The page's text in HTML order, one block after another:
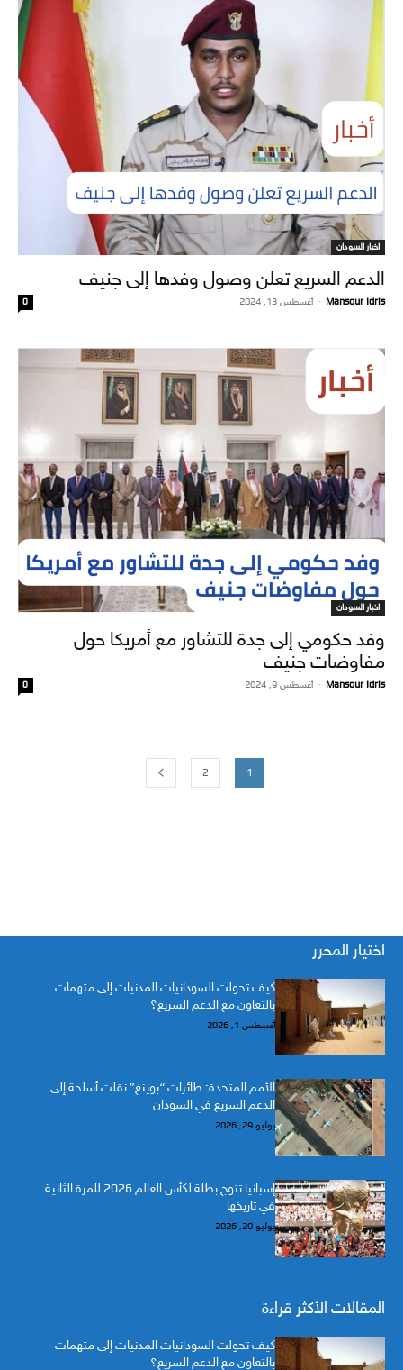
اخبار السودان
الدعم السريع تعلن وصول وفدها إلى جنيف
Mansour Idris
- أغسطس 13, 2024 0
اخبار السودان
وفد حكومي إلى جدة للتشاور مع أمريكا حول
مفاوضات جنيف
Mansour Idris
- أغسطس 9, 2024 0
1
2
اختيار المحرر
كيف تحولت السودانيات المدنيات إلى متهمات
بالتعاون مع الدعم السريع؟
أغسطس 1, 2026
الأمم المتحدة: طائرات “بوينغ” نقلت أسلحة إلى
الدعم السريع في السودان
يوليو 29, 2026
إسبانيا تتوج بطلة لكأس العالم 2026 للمرة الثانية
في تاريخها
يوليو 20, 2026
المقالات الأكثر قراءة
كيف تحولت السودانيات المدنيات إلى متهمات
بالتعاون مع الدعم السريع؟